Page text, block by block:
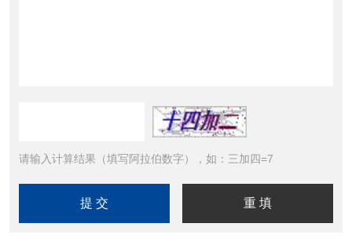
请输入计算结果（填写阿拉伯数字），如：三加四=7